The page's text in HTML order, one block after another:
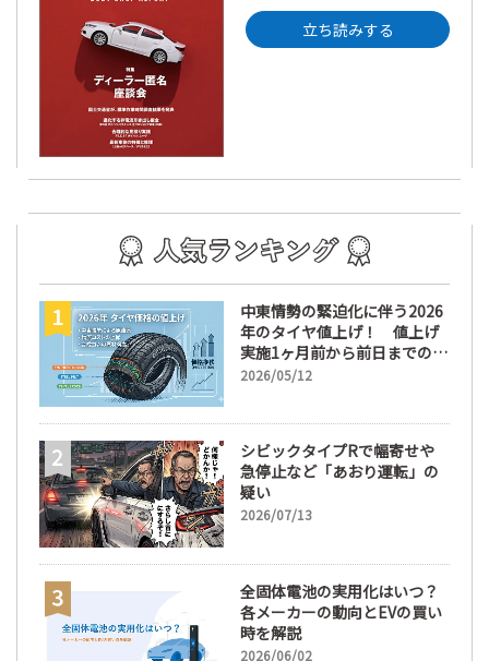
立ち読みする
中東情勢の緊迫化に伴う2026
年のタイヤ値上げ！ 値上げ
実施1ヶ月前から前日までの期
間が販売において極めて重要
2026/05/12
シビックタイプRで幅寄せや
急停止など「あおり運転」の
疑い
2026/07/13
全固体電池の実用化はいつ？
各メーカーの動向とEVの買い
時を解説
2026/06/02